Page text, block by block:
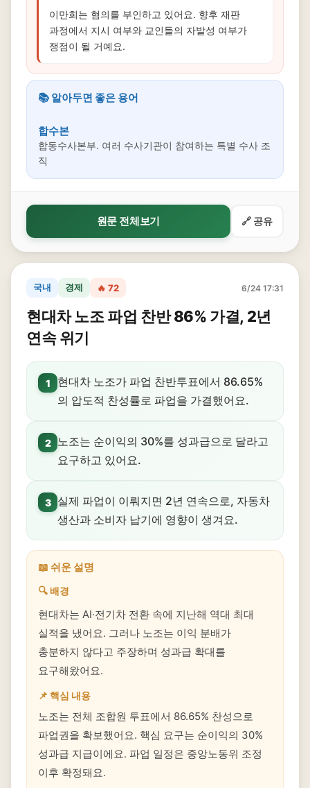
이만희는 혐의를 부인하고 있어요. 향후 재판
과정에서 지시 여부와 교인들의 자발성 여부가
쟁점이 될 거예요.
📚 알아두면 좋은 용어
합수본
합동수사본부. 여러 수사기관이 참여하는 특별 수사 조
직
원문 전체보기 🔗 공유
국내 경제 🔥 72 6/24 17:31
현대차 노조 파업 찬반 86% 가결, 2년
연속 위기
1
현대차 노조가 파업 찬반투표에서 86.65%
의 압도적 찬성률로 파업을 가결했어요.
2
노조는 순이익의 30%를 성과급으로 달라고
요구하고 있어요.
3
실제 파업이 이뤄지면 2년 연속으로, 자동차
생산과 소비자 납기에 영향이 생겨요.
📖 쉬운 설명
🔍 배경
현대차는 AI·전기차 전환 속에 지난해 역대 최대
실적을 냈어요. 그러나 노조는 이익 분배가
충분하지 않다고 주장하며 성과급 확대를
요구해왔어요.
📌 핵심 내용
노조는 전체 조합원 투표에서 86.65% 찬성으로
파업권을 확보했어요. 핵심 요구는 순이익의 30%
성과급 지급이에요. 파업 일정은 중앙노동위 조정
이후 확정돼요.